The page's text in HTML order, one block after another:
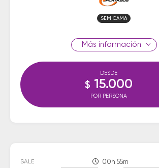
SEMICAMA
información
DESDE
$ 15.000
POR PERSONA
SALE 00h 55m